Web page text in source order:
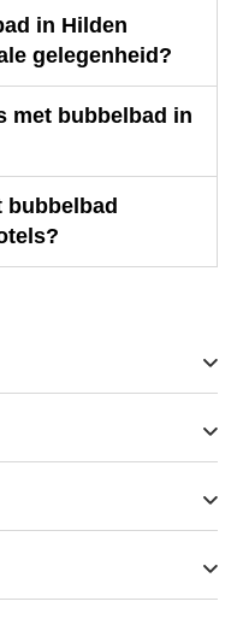
in Hilden
gelegenheid?
met bubbelbad in
bubbelbad